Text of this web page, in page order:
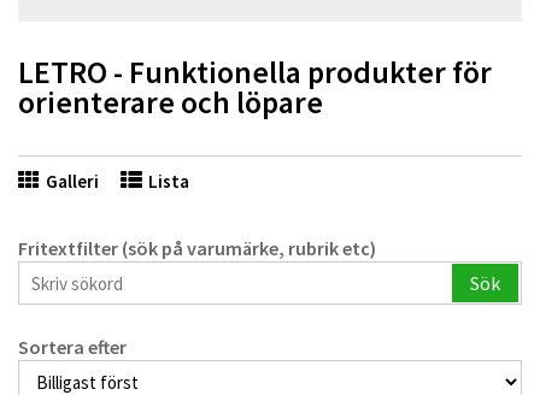
LETRO - Funktionella produkter för
orienterare och löpare
Galleri Lista
Fritextfilter (sök på varumärke, rubrik etc)
Sök
Sortera efter